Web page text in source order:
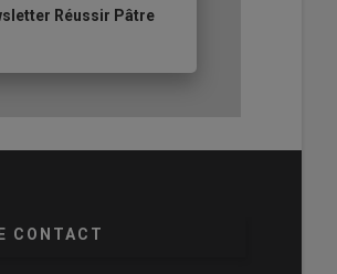
Réussir Pâtre
CONTACT